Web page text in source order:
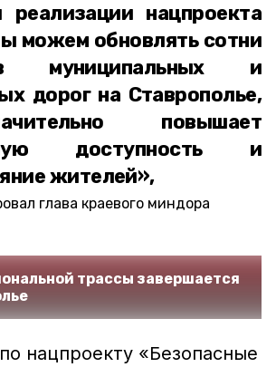
реализации нацпроекта
можем обновлять сотни
муниципальных и
дорог на Ставрополье,
повышает
доступность и
жителей»,
глава краевого миндора
трассы завершается
нацпроекту «Безопасные